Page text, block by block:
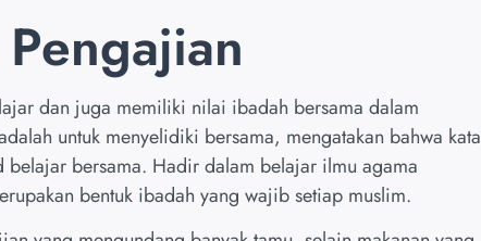
dan juga memiliki nilai ibadah bersama dalam
untuk menyelidiki bersama, mengatakan bahwa kata
belajar bersama. Hadir dalam belajar ilmu agama
bentuk ibadah yang wajib setiap muslim.